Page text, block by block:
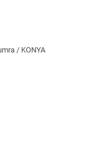
/ KONYA